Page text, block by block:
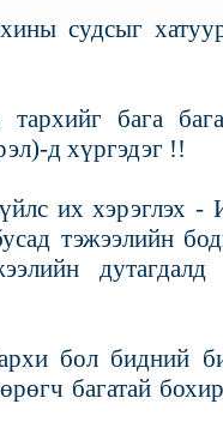
судсыг
бага
д хүргэдэг !!
их хэрэглэх -
тэжээлийн
бол бидний
багатай